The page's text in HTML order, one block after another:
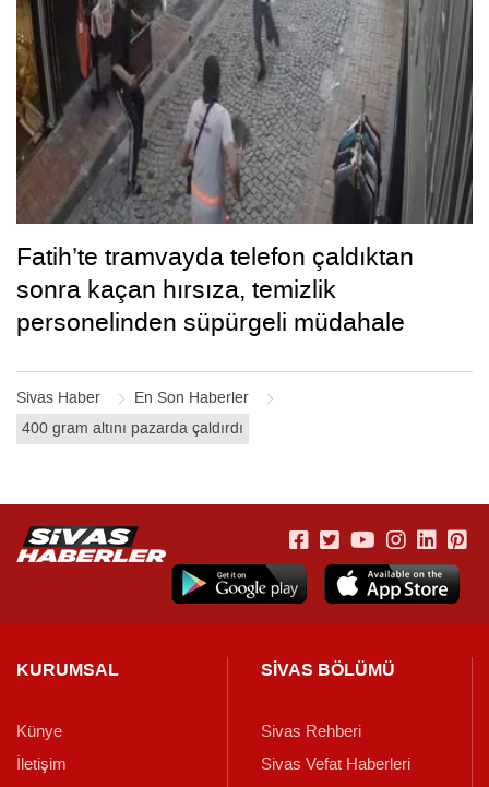
Sivas Haber
En Son Haberler
400 gram altını pazarda çaldırdı
Fatih’te tramvayda telefon çaldıktan
sonra kaçan hırsıza, temizlik
personelinden süpürgeli müdahale
KURUMSAL
Künye
İletişim
SİVAS BÖLÜMÜ
Sivas Rehberi
Sivas Vefat Haberleri